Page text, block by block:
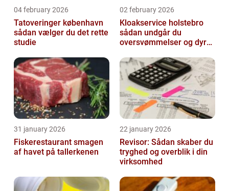
04 february 2026
Tatoveringer københavn
sådan vælger du det rette
studie
02 february 2026
Kloakservice holstebro
sådan undgår du
oversvømmelser og dyre
31 january 2026
Fiskerestaurant smagen
af havet på tallerkenen
22 january 2026
Revisor: Sådan skaber du
tryghed og overblik i din
virksomhed